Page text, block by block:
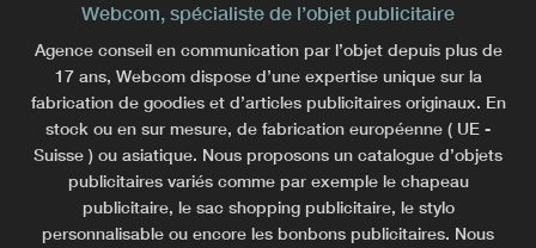
Webcom, spécialiste de l’objet publicitaire
Agence conseil en communication par l’objet depuis plus de
17 ans, Webcom dispose d’une expertise unique sur la
fabrication de goodies et d’articles publicitaires originaux. En
stock ou en sur mesure, de fabrication européenne ( UE -
Suisse ) ou asiatique. Nous proposons un catalogue d’objets
publicitaires variés comme par exemple le chapeau
publicitaire, le sac shopping publicitaire, le stylo
personnalisable ou encore les bonbons publicitaires. Nous